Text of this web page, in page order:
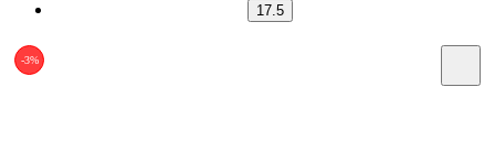
17.5
-3%